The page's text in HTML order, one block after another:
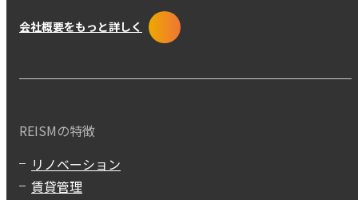
会社概要をもっと詳しく
REISMの特徴
リノベーション
賃貸管理